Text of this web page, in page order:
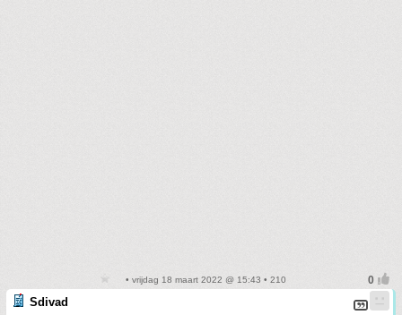
• vrijdag 18 maart 2022 @ 15:43 • 210
Sdivad